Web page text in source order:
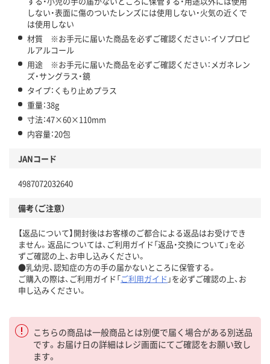
しない・表面に傷のついたレンズには使用しない・火気の近くで
は使用しない
材質 ※お手元に届いた商品を必ずご確認ください：イソプロピ
ルアルコール
用途 ※お手元に届いた商品を必ずご確認ください：メガネレン
ズ・サングラス・鏡
タイプ：くもり止めプラス
重量：38g
寸法：47×60×110mm
内容量：20包
JANコード
4987072032640
備考（ご注意）
【返品について】開封後はお客様のご都合による返品はお受けでき
ません。返品については、ご利用ガイド「返品・交換について」を必
ずご確認の上、お申し込みください。
●乳幼児、認知症の方の手の届かないところに保管する。
ご購入の際は、ご利用ガイド「ご利用ガイド 」を必ずご確認の上、お
申し込みください。
こちらの商品は一般商品とは別便で届く場合がある別送品
です。お届け日の詳細はレジ画面にてご確認をお願い致し
ます。